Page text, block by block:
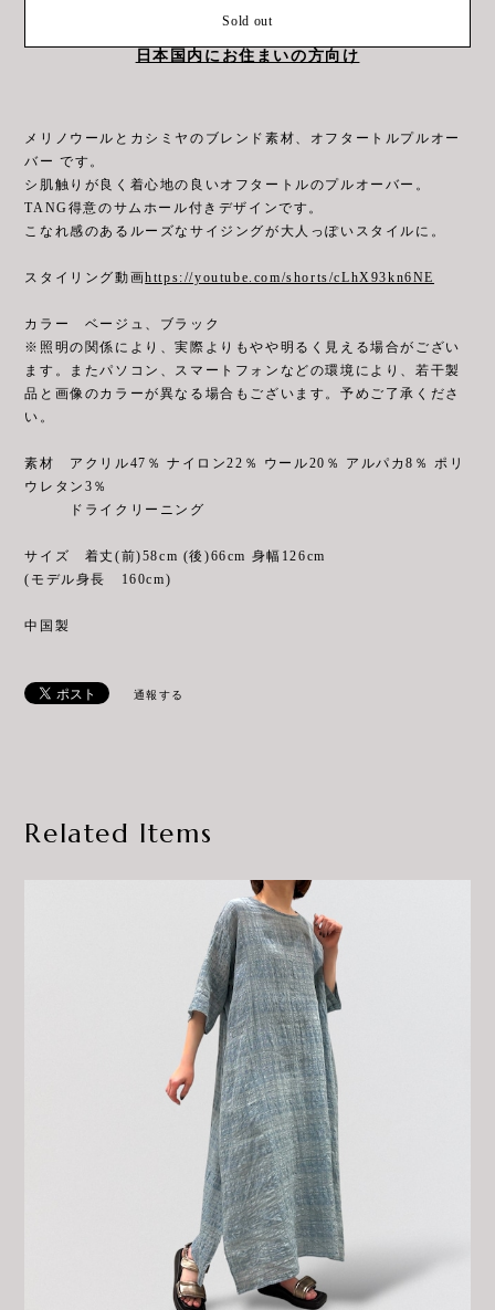
Sold out
日本国内にお住まいの方向け
メリノウールとカシミヤのブレンド素材、オフタートルプルオー
バー です。
シ肌触りが良く着心地の良いオフタートルのプルオーバー。
TANG得意のサムホール付きデザインです。
こなれ感のあるルーズなサイジングが大人っぽいスタイルに。
スタイリング動画https://youtube.com/shorts/cLhX93kn6NE
カラー ベージュ、ブラック
※照明の関係により、実際よりもやや明るく見える場合がござい
ます。またパソコン、スマートフォンなどの環境により、若干製
品と画像のカラーが異なる場合もございます。予めご了承くださ
い。
素材 アクリル47％ ナイロン22％ ウール20％ アルパカ8％ ポリ
ウレタン3％
ドライクリーニング
サイズ 着丈(前)58cm (後)66cm 身幅126cm
(モデル身長 160cm)
中国製
通報する
Related Items